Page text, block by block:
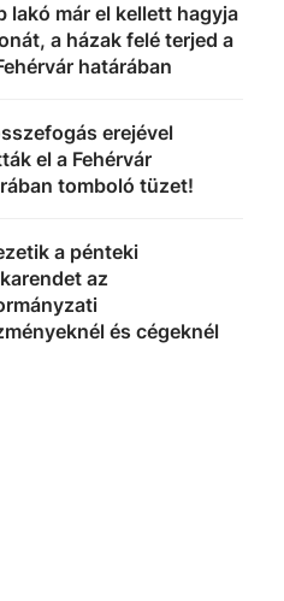
lakó már el kellett hagyja
a házak felé terjed a
határában
erejével
el a Fehérvár
tomboló tüzet!
a pénteki
az
és cégeknél